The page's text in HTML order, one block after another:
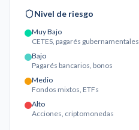
Nivel de riesgo
Muy Bajo
CETES, pagarés gubernamentales
Bajo
Pagarés bancarios, bonos
Medio
Fondos mixtos, ETFs
Alto
Acciones, criptomonedas